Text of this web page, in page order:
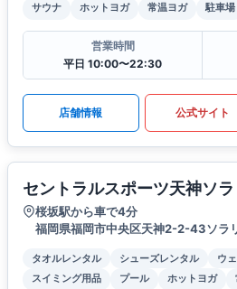
サウナ
ホットヨガ 常温ヨガ 駐車場
営業時間
平日 10:00〜22:30
店舗情報 公式サイト
セントラルスポーツ天神ソ
桜坂駅から車で4分
福岡県福岡市中央区天神2-2-43ソラ
タオルレンタル シューズレンタル
ウ
スイミング用品
プール ホットヨガ